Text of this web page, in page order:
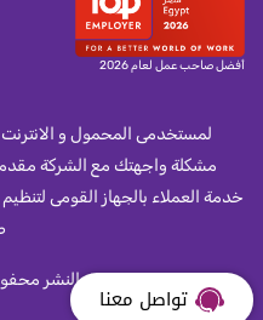
أفضل صاحب عمل لعام 2026
لمستخدمى المحمول و الانترنت
جميع حقوق النشر محفوظة
تواصل معنا